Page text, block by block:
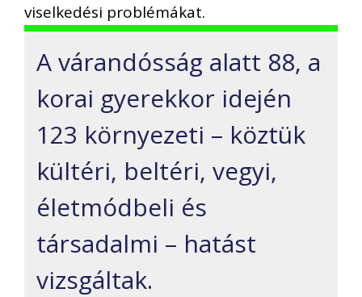
viselkedési problémákat.
A várandósság alatt 88, a
korai gyerekkor idején
123 környezeti – köztük
kültéri, beltéri, vegyi,
életmódbeli és
társadalmi – hatást
vizsgáltak.